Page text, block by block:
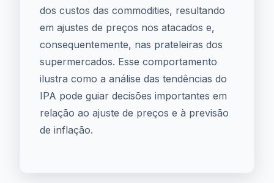
dos custos das commodities, resultando
em ajustes de preços nos atacados e,
consequentemente, nas prateleiras dos
supermercados. Esse comportamento
ilustra como a análise das tendências do
IPA pode guiar decisões importantes em
relação ao ajuste de preços e à previsão
de inflação.